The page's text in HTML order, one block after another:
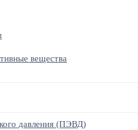
вещества
давления (ПЭВД)